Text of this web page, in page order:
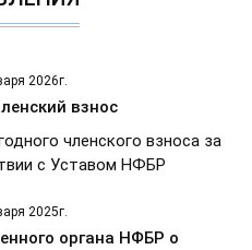
2026г.
взнос
членского взноса за
с Уставом НФБР
2025г.
органа НФБР о